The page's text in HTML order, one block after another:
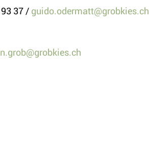
37 / guido.odermatt@grobkies.ch